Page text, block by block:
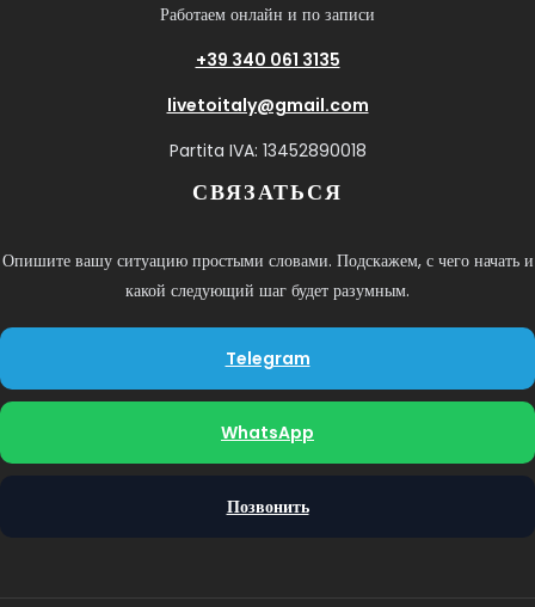
Работаем онлайн и по записи
+39 340 061 3135
livetoitaly@gmail.com
Partita IVA: 13452890018
СВЯЗАТЬСЯ
Опишите вашу ситуацию простыми словами. Подскажем, с чего начать и
какой следующий шаг будет разумным.
Telegram
WhatsApp
Позвонить